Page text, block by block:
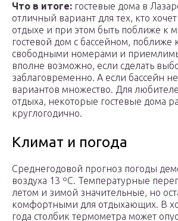
Что в итоге: гостевые дома в
отличный вариант для тех, кто
отдыхе и при этом быть поближе к
гостевой дом с бассейном, поближе
свободными номерами и
вполне возможно, если сделать
заблаговременно. А если бассейн
вариантов множество. Для
отдыха, некоторые гостевые дома
круглогодично.
Климат и погода
Среднегодовой прогноз погоды
воздуха 13 ºС. Температурные
летом и зимой значительные, но
комфортными для отдыхающих. В
года столбик термометра может